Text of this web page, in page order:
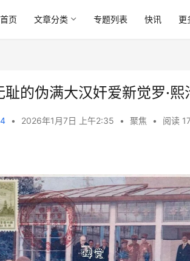
首页 文章分类 专题列表 快讯 更
耻的伪满大汉奸爱新觉罗·熙
• 2026年1月7日 上午2:35 • 聚焦 • 阅读